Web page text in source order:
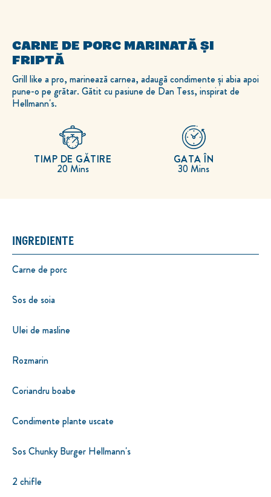
CARNE DE PORC MARINATĂ ȘI
FRIPTĂ
Grill like a pro, marinează carnea, adaugă condimente și abia apoi
pune-o pe grătar. Gătit cu pasiune de Dan Tess, inspirat de
Hellmann's.
20 Mins
TIMP DE GĂTIRE
30 Mins
GATA ÎN
INGREDIENTE
Carne de porc
Sos de soia
Ulei de masline
Rozmarin
Coriandru boabe
Condimente plante uscate
Sos Chunky Burger Hellmann's
2 chifle